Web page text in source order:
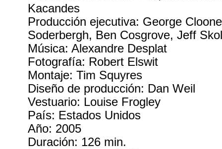
Kacandes
Producción ejecutiva: George
Soderbergh, Ben Cosgrove, Jeff
Música: Alexandre Desplat
Fotografía: Robert Elswit
Montaje: Tim Squyres
Diseño de producción: Dan Weil
Vestuario: Louise Frogley
País: Estados Unidos
Año: 2005
Duración: 126 min.